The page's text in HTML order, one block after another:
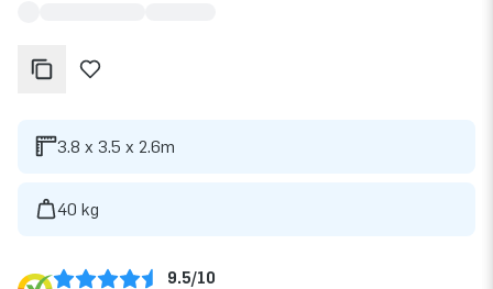
3.8 x 3.5 x 2.6m
40 kg
9.5/10